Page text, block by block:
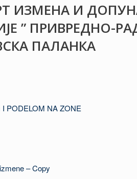
ИЗМЕНА И
” ПРИВРЕДНО-
ПАЛАНКА
PODELOM NA ZONE
– Copy